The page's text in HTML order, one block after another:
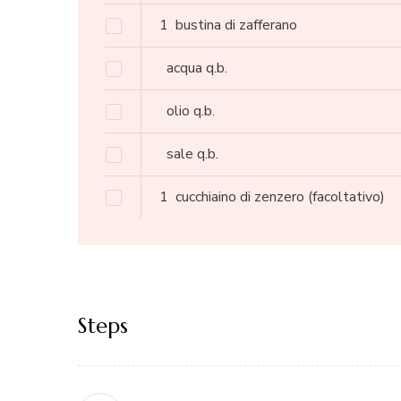
1 bustina di zafferano
acqua q.b.
olio q.b.
sale q.b.
1 cucchiaino di zenzero (facoltativo)
Steps